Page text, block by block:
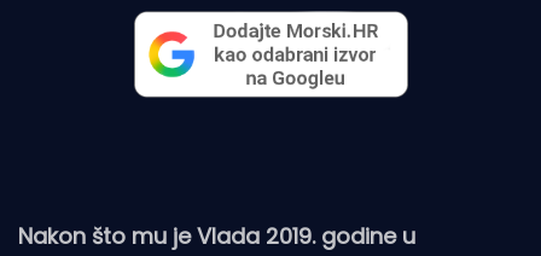
Nakon što mu je Vlada 2019. godine u